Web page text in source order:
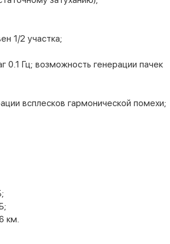
1/2 участка;
0.1 Гц; возможность генерации пачек
всплесков гармонической помехи;
км.